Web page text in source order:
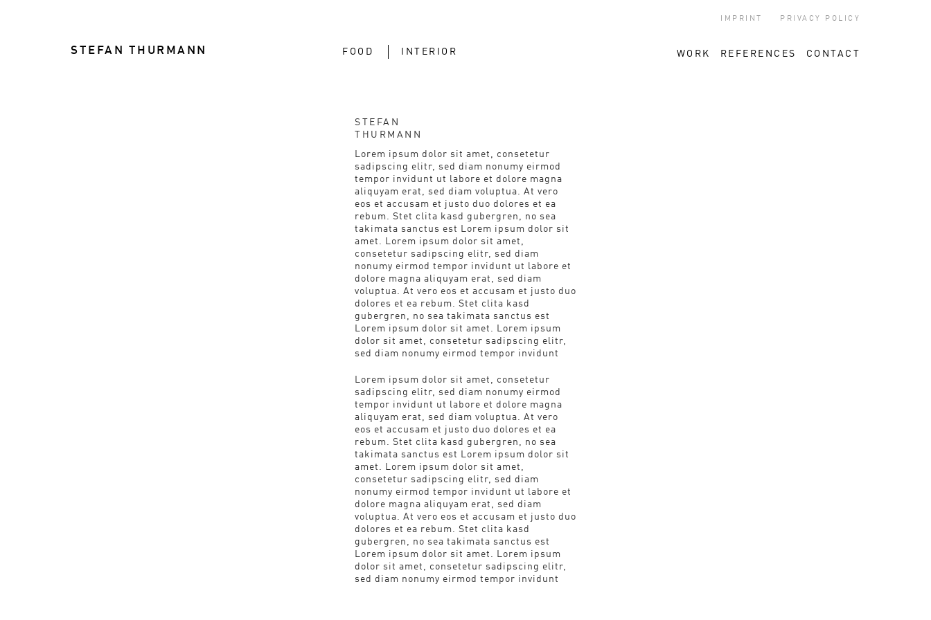
IMPRINT PRIVACY POLICY
STEFAN THURMANN FOOD INTERIOR WORK REFERENCES CONTACT
STEFAN
THURMANN
Lorem ipsum dolor sit amet, consetetur
sadipscing elitr, sed diam nonumy eirmod
tempor invidunt ut labore et dolore magna
aliquyam erat, sed diam voluptua. At vero
eos et accusam et justo duo dolores et ea
rebum. Stet clita kasd gubergren, no sea
takimata sanctus est Lorem ipsum dolor sit
amet. Lorem ipsum dolor sit amet,
consetetur sadipscing elitr, sed diam
nonumy eirmod tempor invidunt ut labore et
dolore magna aliquyam erat, sed diam
voluptua. At vero eos et accusam et justo duo
dolores et ea rebum. Stet clita kasd
gubergren, no sea takimata sanctus est
Lorem ipsum dolor sit amet. Lorem ipsum
dolor sit amet, consetetur sadipscing elitr,
sed diam nonumy eirmod tempor invidunt
Lorem ipsum dolor sit amet, consetetur
sadipscing elitr, sed diam nonumy eirmod
tempor invidunt ut labore et dolore magna
aliquyam erat, sed diam voluptua. At vero
eos et accusam et justo duo dolores et ea
rebum. Stet clita kasd gubergren, no sea
takimata sanctus est Lorem ipsum dolor sit
amet. Lorem ipsum dolor sit amet,
consetetur sadipscing elitr, sed diam
nonumy eirmod tempor invidunt ut labore et
dolore magna aliquyam erat, sed diam
voluptua. At vero eos et accusam et justo duo
dolores et ea rebum. Stet clita kasd
gubergren, no sea takimata sanctus est
Lorem ipsum dolor sit amet. Lorem ipsum
dolor sit amet, consetetur sadipscing elitr,
sed diam nonumy eirmod tempor invidunt